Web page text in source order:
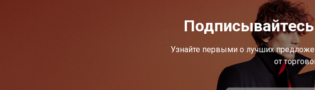
Узнайте первыми о лучших
от